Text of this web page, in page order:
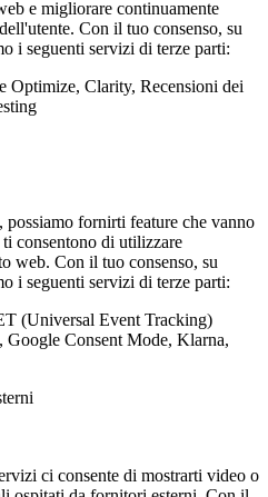
e migliorare continuamente
Con il tuo consenso, su
i seguenti servizi di terze parti:
Optimize, Clarity, Recensioni dei
fornirti feature che vanno
consentono di utilizzare
web. Con il tuo consenso, su
i seguenti servizi di terze parti:
(Universal Event Tracking)
Consent Mode, Klarna,
ci consente di mostrarti video o